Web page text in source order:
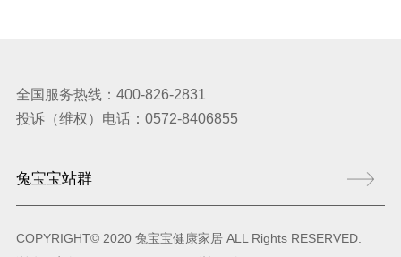
全国服务热线：400-826-2831
投诉（维权）电话：0572-8406855
COPYRIGHT© 2020 兔宝宝健康家居 ALL Rights RESERVED.